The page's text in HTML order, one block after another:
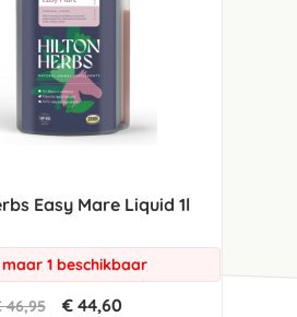
Easy Mare Liquid 1l
1 beschikbaar
46,95 € 44,60